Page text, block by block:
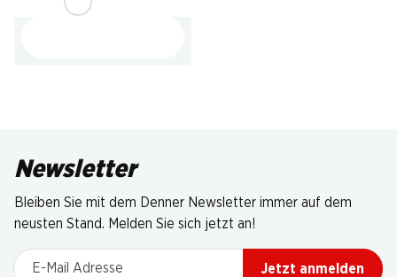
Newsletter
Bleiben Sie mit dem Denner Newsletter immer auf dem
neusten Stand. Melden Sie sich jetzt an!
E-Mail Adresse
Jetzt anmelden